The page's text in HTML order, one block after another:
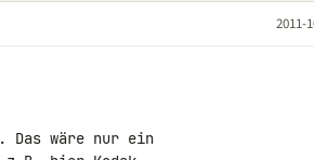
2011-
Das wäre nur ein